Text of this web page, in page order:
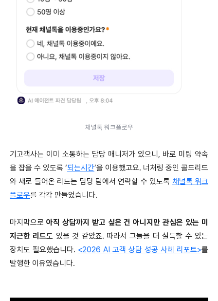
채널톡 워크플로우
기고객사는 이미 소통하는 담당 매니저가 있으니, 바로 미팅 약속
을 잡을 수 있도록 ‘되는시간’을 이용했고요. 너처링 중인 콜드리드
와 새로 들어온 리드는 담당 팀에서 연락할 수 있도록 채널톡 워크
플로우를 각각 만들었습니다.
마지막으로 아직 상담까지 받고 싶은 건 아니지만 관심은 있는 미
지근한 리드도 있을 것 같았죠. 따라서 그들을 더 설득할 수 있는
장치도 필요했습니다. <2026 AI 고객 상담 성공 사례 리포트>를
발행한 이유였습니다.